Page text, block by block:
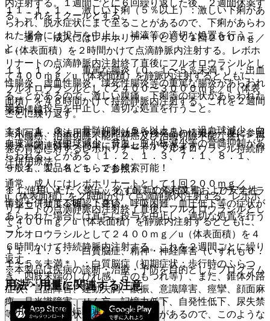
１１．１．１． 激しい下痢（５％以上）：激しい下痢があ
らわれ、脱水症状にまで至ることがあるので、下痢があらわ
れた場合には投与を中止し、補液等の適切な処置を行うこ
と。
１１．１．２． 重篤な腸炎（０．１〜５％未満＊）：出血
性腸炎、虚血性腸炎、壊死性腸炎等の重篤な腸炎があらわれ
ることがあるので、激しい腹痛、下痢等の症状があらわれた
場合には投与を中止し、適切な処置を行うこと。
１１．１．３． 骨髄抑制（５％以上＊）：汎血球減少、白
血球減少、好中球減少、貧血、血小板減少等の骨髄抑制があ
らわれることがある〔１．２、１．３、７．１、８．１、
９．１．１、９．１．２参照〕。
１１．１．４． ショック（０．１％未満＊）、アナフィラ
キシー（頻度不明）：発疹、呼吸困難、血圧低下等の症状が
あらわれた場合には直ちに投与を中止し、適切な処置を行う
こと。
１１．１．５． 白質脳症、精神・神経障害（いずれも０．
１〜５％未満＊）：白質脳症（初期症状：歩行時のふらつ
き、四肢末端のしびれ感、舌のもつれ等）、また、錐体外路
症状、言語障害、運動失調、眼振、意識障害、痙攣、顔面麻
痺、見当識障害、せん妄、記憶力低下、自発性低下、尿失禁
等の精神神経症状があらわれることがあるので、このような
内注射する。１週間ごとに６回繰り返した後、２週間休薬す
る。これを１クールとする。
・ 通常、成人にはレボホリナートとして１回２００ｍｇ／
u（体表面積）を２時間かけて点滴静脈内注射する。レボホ
リナートの点滴静脈内注射終了直後にフルオロウラシルとし
て４００ｍｇ／u（体表面積）を静脈内注射するとともに、
フルオロウラシルとして２４００〜３０００ｍｇ／u（体表
面積）を４６時間かけて持続静脈内注射する。これを２週間
ごとに繰り返す。
〈小腸癌、治癒切除不能な膵癌及び治癒切除不能な進行・再
発の胃癌に対するレボホリナート・フルオロウラシル持続静
注併用療法〉
通常、成人にはレボホリナートとして１回２００ｍｇ／
u（体表面積）を２時間かけて点滴静脈内注射する。レボホ
リナートの点滴静脈内注射終了直後にフルオロウラシルとし
て４００ｍｇ／u（体表面積）を静脈内注射するとともに、
フルオロウラシルとして２４００ｍｇ／u（体表面積）を４
６時間かけて持続静脈内注射する。これを２週間ごとに繰り
返す。
用法・用量に関連する注意
（用法及び用量に関連する注意）
薬剤情報
薬剤写真、用法用量、効能効果や後発品の情報が一度に参照
でき、関連情報へ簡単にアクセスができます。
一般名、製品名どちらでも検索可能！
※ ご使用いただく際に、必ず最新の添付文書および安全性
情報も併せてご確認下さい。
※本製品は疾病の診断・治療・予防を目的としたプログラム
ではありません。